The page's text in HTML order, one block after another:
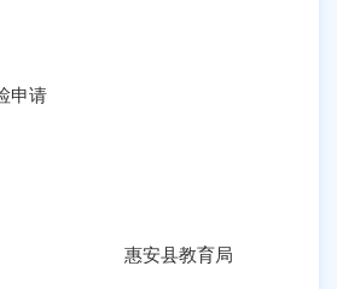
申请
惠安县教育局